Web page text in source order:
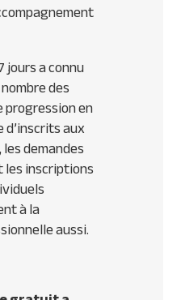
jours a connu
des
progression en
d’inscrits aux
demandes
inscriptions
à la
aussi.